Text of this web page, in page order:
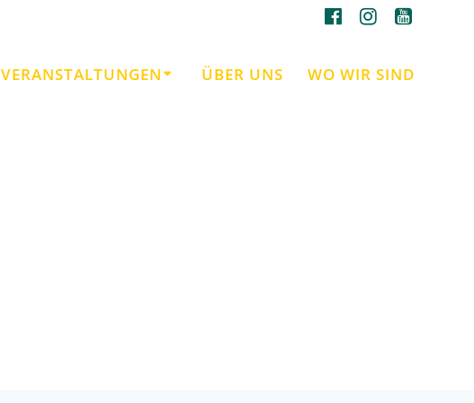
VERANSTALTUNGEN ÜBER UNS WO WIR SIND